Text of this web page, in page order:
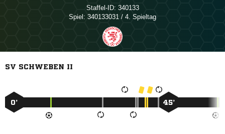
Staffel-ID: 340133
Spiel: 340133031 / 4. Spieltag
SV SCHWEBEN II
0’ 45’